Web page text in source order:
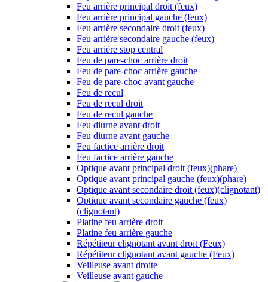
Feu arrière principal droit (feux)
Feu arrière principal gauche (feux)
Feu arrière secondaire droit (feux)
Feu arrière secondaire gauche (feux)
Feu arrière stop central
Feu de pare-choc arrière droit
Feu de pare-choc arrière gauche
Feu de pare-choc avant gauche
Feu de recul
Feu de recul droit
Feu de recul gauche
Feu diurne avant droit
Feu diurne avant gauche
Feu factice arrière droit
Feu factice arrière gauche
Optique avant principal droit (feux)(phare)
Optique avant principal gauche (feux)(phare)
Optique avant secondaire droit (feux)(clignotant)
Optique avant secondaire gauche (feux)
(clignotant)
Platine feu arrière droit
Platine feu arrière gauche
Répétiteur clignotant avant droit (Feux)
Répétiteur clignotant avant gauche (Feux)
Veilleuse avant droite
Veilleuse avant gauche